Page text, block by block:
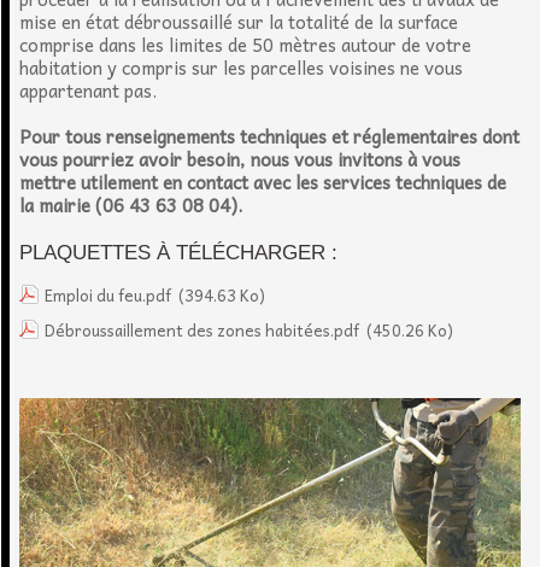
mise en état débroussaillé sur la totalité de la surface
comprise dans les limites de 50 mètres autour de votre
habitation y compris sur les parcelles voisines ne vous
appartenant pas.
Pour tous renseignements techniques et réglementaires dont
vous pourriez avoir besoin, nous vous invitons à vous
mettre utilement en contact avec les services techniques de
la mairie (06 43 63 08 04).
PLAQUETTES À TÉLÉCHARGER :
Emploi du feu.pdf (394.63 Ko)
Débroussaillement des zones habitées.pdf (450.26 Ko)